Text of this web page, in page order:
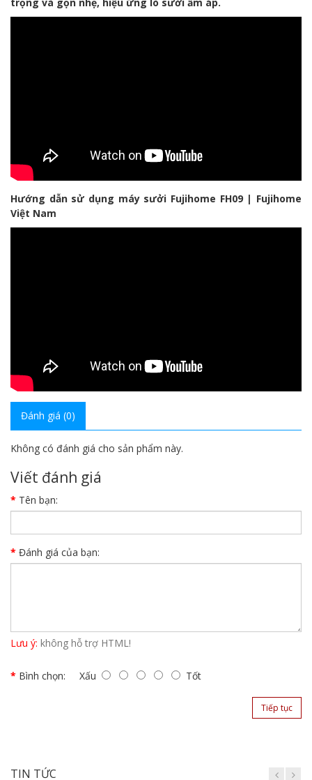
Hướng dẫn sử dụng máy sưởi Fujihome FH09 | Fujihome
Việt Nam
Đánh giá (0)
Không có đánh giá cho sản phẩm này.
Viết đánh giá
Tên bạn:
Đánh giá của bạn:
Lưu ý: không hỗ trợ HTML!
Bình chọn: Xấu Tốt
Tiếp tục
TIN TỨC